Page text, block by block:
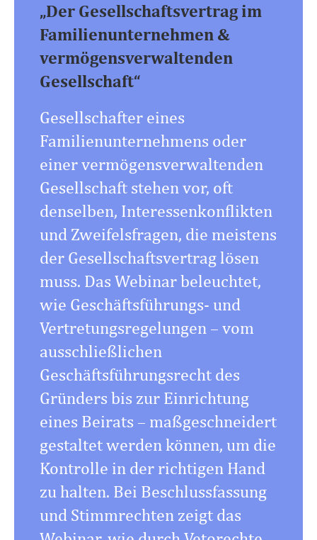
„Der Gesellschaftsvertrag im
Familienunternehmen &
vermögensverwaltenden
Gesellschaft“
Gesellschafter eines
Familienunternehmens oder
einer vermögensverwaltenden
Gesellschaft stehen vor, oft
denselben, Interessenkonflikten
und Zweifelsfragen, die meistens
der Gesellschaftsvertrag lösen
muss. Das Webinar beleuchtet,
wie Geschäftsführungs- und
Vertretungsregelungen – vom
ausschließlichen
Geschäftsführungsrecht des
Gründers bis zur Einrichtung
eines Beirats – maßgeschneidert
gestaltet werden können, um die
Kontrolle in der richtigen Hand
zu halten. Bei Beschlussfassung
und Stimmrechten zeigt das